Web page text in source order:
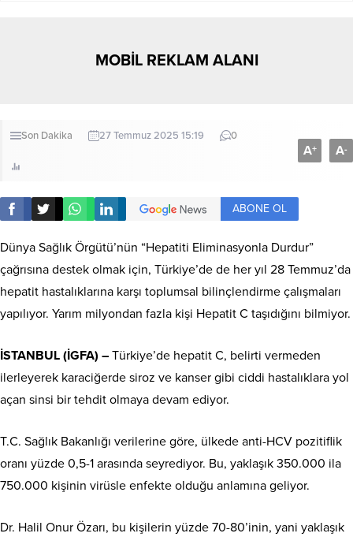
MOBİL REKLAM ALANI
Son Dakika 27 Temmuz 2025 15:19 0
A+ A-
ABONE OL
Dünya Sağlık Örgütü’nün “Hepatiti Eliminasyonla Durdur”
çağrısına destek olmak için, Türkiye’de de her yıl 28 Temmuz’da
hepatit hastalıklarına karşı toplumsal bilinçlendirme çalışmaları
yapılıyor. Yarım milyondan fazla kişi Hepatit C taşıdığını bilmiyor.
İSTANBUL (İGFA) – Türkiye’de hepatit C, belirti vermeden
ilerleyerek karaciğerde siroz ve kanser gibi ciddi hastalıklara yol
açan sinsi bir tehdit olmaya devam ediyor.
T.C. Sağlık Bakanlığı verilerine göre, ülkede anti-HCV pozitiflik
oranı yüzde 0,5-1 arasında seyrediyor. Bu, yaklaşık 350.000 ila
750.000 kişinin virüsle enfekte olduğu anlamına geliyor.
Dr. Halil Onur Özarı, bu kişilerin yüzde 70-80’inin, yani yaklaşık